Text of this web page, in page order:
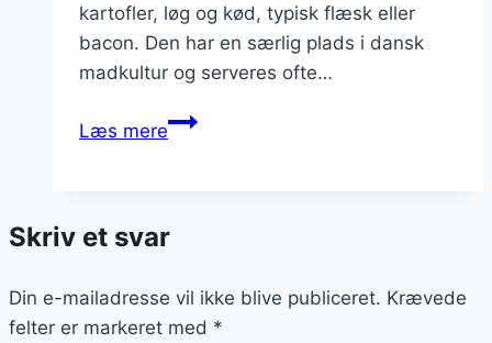
kartofler, løg og kød, typisk flæsk eller
bacon. Den har en særlig plads i dansk
madkultur og serveres ofte…
Læs mereBrændende
og
Skriv et svar
Din e-mailadresse vil ikke blive publiceret. Krævede
felter er markeret med *